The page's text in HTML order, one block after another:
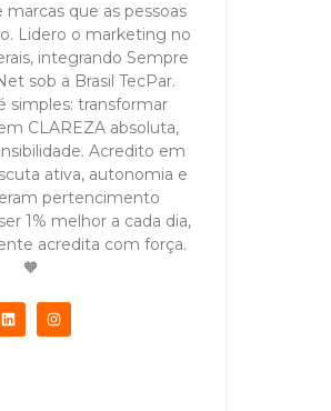
marcas que as pessoas
no
integrando Sempre
sob a Brasil TecPar.
simples: transformar
CLAREZA absoluta,
Acredito em
ativa, autonomia e
pertencimento
acredita com força.
🧡